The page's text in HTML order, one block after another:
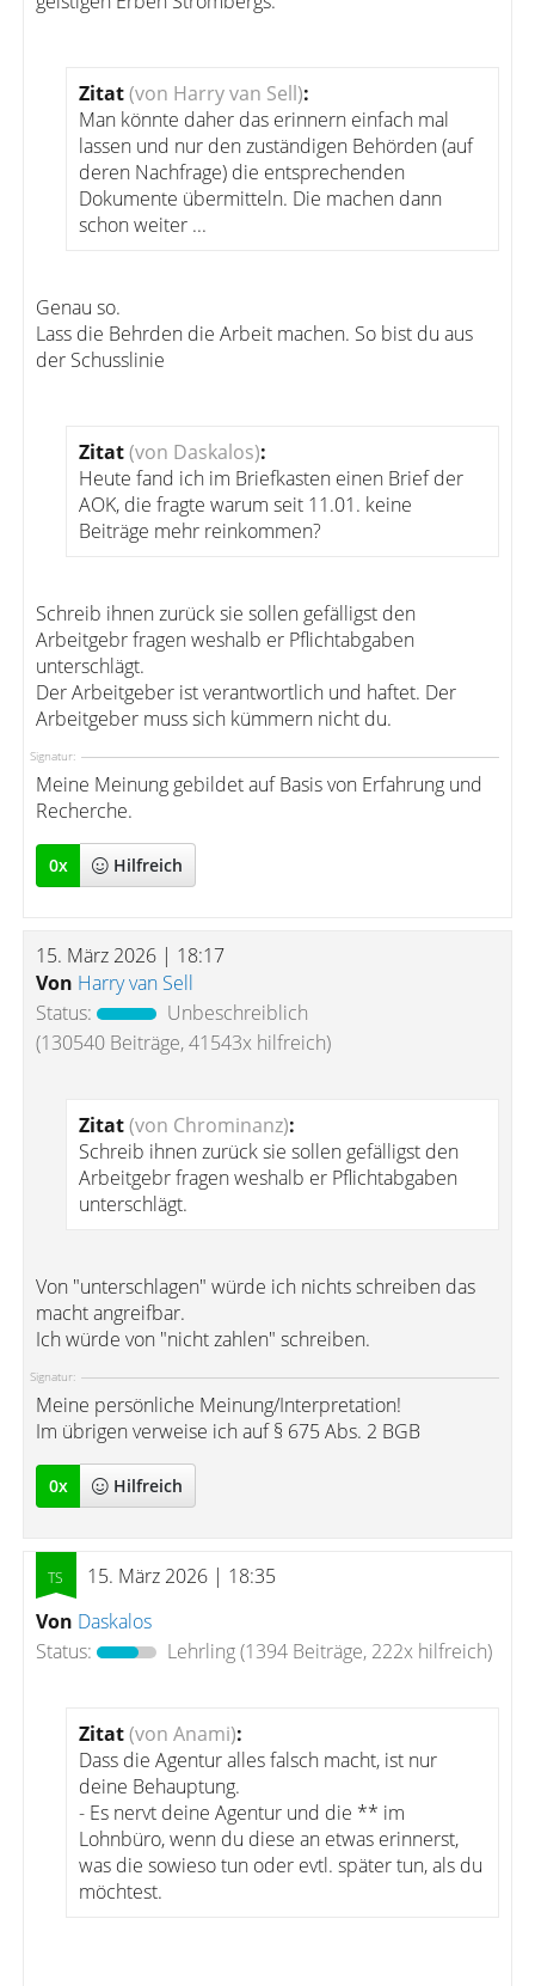
Zitat(von Harry van Sell):
Man könnte daher das erinnern einfach mal
lassen und nur den zuständigen Behörden (auf
deren Nachfrage) die entsprechenden
Dokumente übermitteln. Die machen dann
schon weiter ...
Genau so.
Lass die Behrden die Arbeit machen. So bist du aus
der Schusslinie
Zitat(von Daskalos):
Heute fand ich im Briefkasten einen Brief der
AOK, die fragte warum seit 11.01. keine
Beiträge mehr reinkommen?
Schreib ihnen zurück sie sollen gefälligst den
Arbeitgebr fragen weshalb er Pflichtabgaben
unterschlägt.
Der Arbeitgeber ist verantwortlich und haftet. Der
Arbeitgeber muss sich kümmern nicht du.
Signatur:
Meine Meinung gebildet auf Basis von Erfahrung und
Recherche.
0x Hilfreich
15. März 2026 | 18:17
Von Harry van Sell
Status:
Unbeschreiblich
(130540 Beiträge, 41543x hilfreich)
Zitat(von Chrominanz):
Schreib ihnen zurück sie sollen gefälligst den
Arbeitgebr fragen weshalb er Pflichtabgaben
unterschlägt.
Von "unterschlagen" würde ich nichts schreiben das
macht angreifbar.
Ich würde von "nicht zahlen" schreiben.
Signatur:
Meine persönliche Meinung/Interpretation!
Im übrigen verweise ich auf § 675 Abs. 2 BGB
0x Hilfreich
15. März 2026 | 18:35
Von Daskalos
Status:
Lehrling(1394 Beiträge, 222x hilfreich)
Zitat(von Anami):
Dass die Agentur alles falsch macht, ist nur
deine Behauptung.
- Es nervt deine Agentur und die ** im
Lohnbüro, wenn du diese an etwas erinnerst,
was die sowieso tun oder evtl. später tun, als du
möchtest.